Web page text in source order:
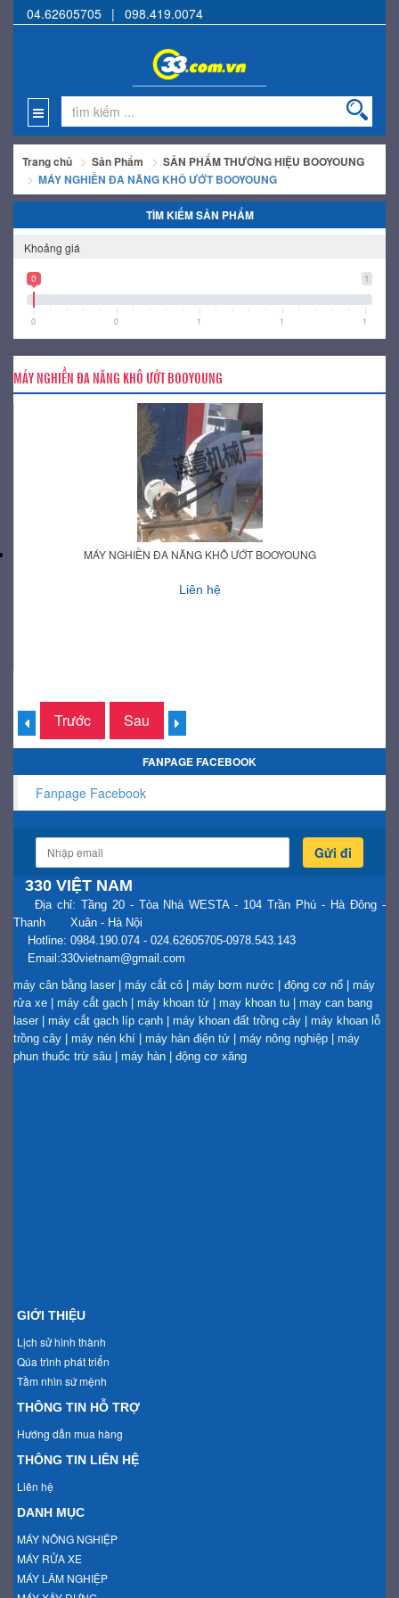
04.62605705 | 098.419.0074
Trang chủ Sản Phẩm
SẢN PHẨM THƯƠNG HIỆU BOOYOUNG
MÁY NGHIỀN ĐA NĂNG KHÔ ƯỚT BOOYOUNG
TÌM KIẾM SẢN PHẨM
Khoảng giá
1
0
0 0 1 1 1
MÁY NGHIỀN ĐA NĂNG KHÔ ƯỚT BOOYOUNG
MÁY NGHIỀN ĐA NĂNG KHÔ ƯỚT BOOYOUNG
Liên hệ
Trước Sau
FANPAGE FACEBOOK
Fanpage Facebook
Gửi đi
330 VIỆT NAM
Địa chỉ: Tầng 20 - Tòa Nhà WESTA - 104 Trần Phú - Hà Đông -
Thanh Xuân - Hà Nội
Hotline: 0984.190.074 - 024.62605705-0978.543.143
Email:330vietnam@gmail.com
máy cân bằng laser | máy cắt cỏ | máy bơm nước | động cơ nổ | máy
rửa xe | máy cắt gạch | máy khoan từ | may khoan tu | may can bang
laser | máy cắt gạch líp cạnh | máy khoan đất trồng cây | máy khoan lỗ
trồng cây | máy nén khí | máy hàn điện tử | máy nông nghiệp | máy
phun thuốc trừ sâu | máy hàn | động cơ xăng
GIỚI THIỆU
Lịch sử hình thành
Qúa trình phát triển
Tầm nhìn sứ mệnh
THÔNG TIN HỖ TRỢ
Hướng dẫn mua hàng
THÔNG TIN LIÊN HỆ
Liên hệ
DANH MỤC
MÁY NÔNG NGHIỆP
MÁY RỬA XE
MÁY LÂM NGHIỆP